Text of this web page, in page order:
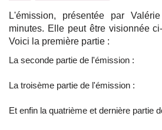
L'émission, présentée par
minutes. Elle peut être visionnée
Voici la première partie :
La seconde partie de l'émission :
La troisème partie de l'émission :
Et enfin la quatrième et dernière partie